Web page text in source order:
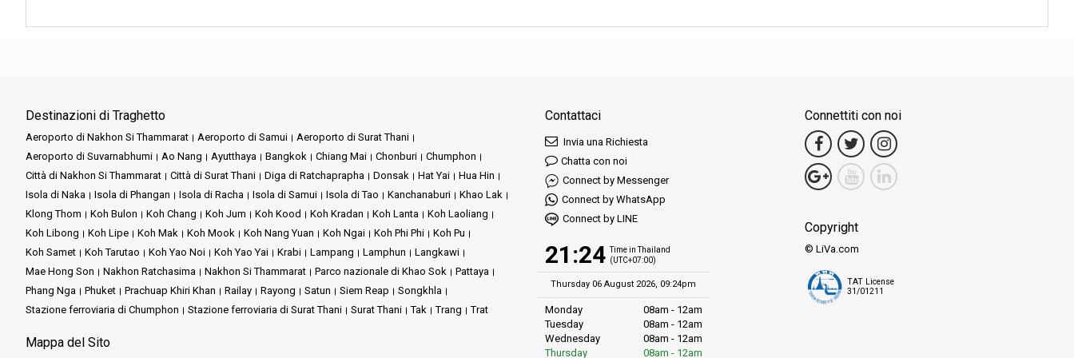
Destinazioni di Traghetto
Aeroporto di Nakhon Si Thammarat Aeroporto di Samui
Aeroporto di Surat Thani
Aeroporto di Suvarnabhumi
Ao Nang Ayutthaya Bangkok Chiang Mai Chonburi
Chumphon
Città di Nakhon Si Thammarat
Città di Surat Thani Diga di Ratchaprapha Donsak Hat Yai
Hua Hin
Isola di Naka
Isola di Phangan Isola di Racha Isola di Samui Isola di Tao Kanchanaburi
Khao Lak
Klong Thom
Koh Bulon Koh Chang Koh Jum Koh Kood Koh Kradan Koh Lanta
Koh Laoliang
Koh Libong
Koh Lipe Koh Mak Koh Mook Koh Nang Yuan Koh Ngai Koh Phi Phi
Koh Pu
Koh Samet
Koh Tarutao Koh Yao Noi Koh Yao Yai Krabi Lampang Lamphun
Langkawi
Mae Hong Son
Nakhon Ratchasima Nakhon Si Thammarat Parco nazionale di Khao Sok
Pattaya
Phang Nga
Phuket Prachuap Khiri Khan Railay Rayong Satun Siem Reap
Songkhla
Stazione ferroviaria di Chumphon
Stazione ferroviaria di Surat Thani Surat Thani Tak Trang Trat
Mappa del Sito
Contattaci
Invia una Richiesta
Chatta con noi
Connect by Messenger
Connect by WhatsApp
Connect by LINE
21:24 Time in Thailand
(UTC+07:00)
Thursday 06 August 2026, 09:24pm
Monday
08am - 12am
Tuesday
08am - 12am
Wednesday
08am - 12am
Thursday
08am - 12am
Connettiti con noi
Copyright
© LiVa.com
TAT License
31/01211